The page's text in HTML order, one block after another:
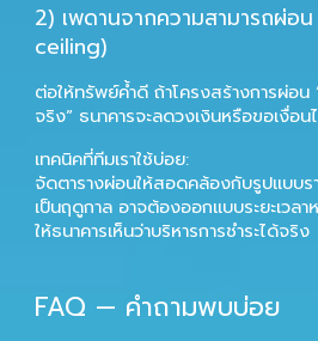
2) เพดานจากความสามารถผ่
ceiling)
ต่อให้ทรัพย์ค้ำดี ถ้าโครงสร้างการผ่อ
จริง” ธนาคารจะลดวงเงินหรือขอเงื่อน
เทคนิคที่ทีมเราใช้บ่อย:
จัดตารางผ่อนให้สอดคล้องกับรูปแบบร
เป็นฤดูกาล อาจต้องออกแบบระยะเวลา
ให้ธนาคารเห็นว่าบริหารการชำระได้จริง
FAQ — คำถามพบบ่อย